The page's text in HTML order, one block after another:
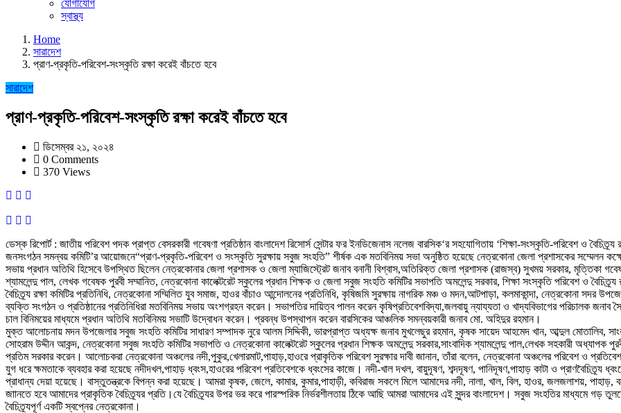
যোগাযোগ
স্বাস্থ্য
Home
সারাদেশ
প্রাণ-প্রকৃতি-পরিবেশ-সংস্কৃতি রক্ষা করেই বাঁচতে হবে
সারাদেশ
প্রাণ-প্রকৃতি-পরিবেশ-সংস্কৃতি রক্ষা করেই বাঁচতে হবে
ডিসেম্বর ২১, ২০২৪
0 Comments
370 Views
ডেস্ক রিপোর্ট : জাতীয় পরিবেশ পদক প্রাপ্ত বেসরকারী গবেষণা প্রতিষ্ঠান বাংলাদেশ রিসোর্স সেন্টার ফর ইনডিজেনাস নলেজ বারসিক‘র সহযোগিতায় ‘শিক্ষা-সংস্কৃতি-পরিবেশ ও
জনসংগঠন সমন্বয় কমিটি’র আয়োজনে“প্রাণ-প্রকৃতি-পরিবেশ ও সংস্কৃতি সুরক্ষায় সবুজ সংহতি” শীর্ষক এক মতবিনিময় সভা অনুষ্ঠিত হয়েছে নেত্রকোনা জেলা প্রশাসকের সম্মেলন
সভায় প্রধান অতিথি হিসেবে উপস্থিত ছিলেন নেত্রকোনার জেলা প্রশাসক ও জেলা ম্যাজিস্ট্রেট জনাব বনানী বিশ্বাস,অতিরিক্ত জেলা প্রশাসক (রাজস্ব) সুখময় সরকার, মৃত্তিকা
শ্যামলেন্দু পাল, লেখক গবেষক পুরবী সম্মানিত, নেত্রকোনা কালেক্টরেট স্কুলের প্রধান শিক্ষক ও জেলা সবুজ সংহতি কমিটির সভাপতি অমলেন্দু সরকার, শিক্ষা সংস্কৃতি পরিবেশ ও
বৈচিত্র্য রক্ষা কমিটির প্রতিনিধি, নেত্রকোনা সম্মিলিত যুব সমাজ, হাওর বাঁচাও আন্দোলনের প্রতিনিধি, কৃষিজমি সুরক্ষায় নাগরিক মঞ্চ ও মদন,আটপাড়া, কলমাকান্দা, নেত্রকোনা সদর
ব্যক্তি সংগঠন ও প্রতিষ্ঠানের প্রতিনিধিরা মতবিনিময় সভায় অংশগ্রহন করেন। সভাপতির দায়িত্ব পালন করেন কৃষিপ্রতিবেশবিদ্যা,জলবায়ু ন্যায্যতা ও খাদ্যবিভাগের পরিচালক
চাল বিনিময়ের মাধ্যমে প্রধান অতিথি মতবিনিময় সভাটি উদ্বোধন করেন। প্রবন্ধ উপস্থাপন করেন বারসিকের আঞ্চলিক সমন্বয়কারী জনাব মো. অহিদুর রহমান।
মুক্ত আলোচনায় মদন উপজেলার সবুজ সংহতি কমিটির সাধারণ সম্পাদক নুরে আলম সিদ্দিকী, ভারপ্রাপ্ত অধ্যক্ষ জনাব মুখলেছুর রহমান, কৃষক সায়েদ আহমেদ খান, আব্দুল মোতালিব,
সোহরাম উদ্দীন আকন্দ, নেত্রকোনা সবুজ সংহতি কমিটির সভাপতি ও নেত্রকোনা কালেক্টরেট স্কুলের প্রধান শিক্ষক অমলেন্দু সরকার,সাংবাদিক শ্যামলেন্দু পাল,লেখক সহকারী অধ্যাপক
প্রতিম সরকার করেন। আলোচকরা নেত্রকোনা অঞ্চলের নদী,পুকুর,খেলারমাট,পাহাড়,হাওরে প্রাকৃতিক পরিবেশ সুরক্ষার দাবী জানান, তাঁরা বলেন, নেত্রকোনা অঞ্চলের পরিবেশ ও
যুগ ধরে ক্ষমতাকে ব্যবহার করা হয়েছে নদীদখল,পাহাড় ধ্বংস,হাওরের পরিবেশ প্রতিবেশকে ধ্বংসের কাজে। নদী-খাল দখল, বায়ুদূষণ, শব্দদূষণ, পানিদূষণ,পাহাড় কাটা ও
প্রাধান্য দেয়া হয়েছে। বাস্তুতন্ত্রকে বিপন্ন করা হয়েছে। আমরা কৃষক, জেলে, কামার, কুমার,পাহাড়ী, কবিরাজ সকলে মিলে আমাদের নদী, নালা, খাল, বিল, হাওর, জলজলাশয়,
জাানতে হবে আমাদের প্রাকৃতিক বৈচিত্র্যর প্রতি।যে বৈচিত্র্যর উপর ভর করে পারস্পরিক নির্ভরশীলতায় ঠিকে আছি আমরা আমাদের এই সুন্দর বাংলাদেশ। সবুজ সংহতির মাধ্যমে
বৈচিত্র্যপূর্ণ একটি স্বপ্নের নেত্রকোনা।